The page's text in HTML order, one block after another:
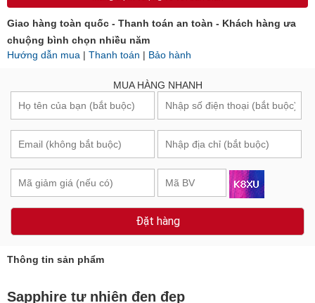
Giao hàng toàn quốc - Thanh toán an toàn - Khách hàng ưa
chuộng bình chọn nhiều năm
Hướng dẫn mua | Thanh toán | Bảo hành
MUA HÀNG NHANH
Đặt hàng
Thông tin sản phẩm
Sapphire tự nhiên đen đẹp